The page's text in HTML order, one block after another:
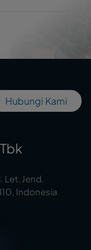
Hubungi Kami
Let. Jend.
Indonesia